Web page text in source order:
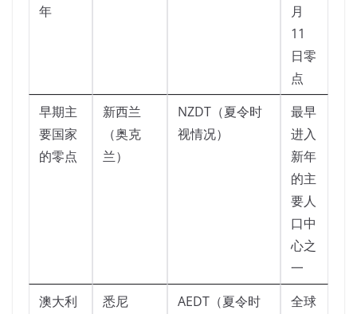
年
月
11
日零
点
早期主
要国家
的零点
新西兰
（奥克
兰）
NZDT（夏令时
视情况）
最早
进入
新年
的主
要人
口中
心之
一
澳大利
悉尼
AEDT（夏令时
全球